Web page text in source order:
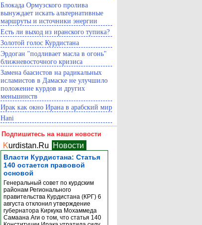
Блокада Ормузского пролива
вынуждает искать альтернативные
маршруты и источники энергии
Есть ли выход из иранского тупика?
Золотой голос Курдистана
Эрдоган "подливает масла в огонь"
ближневосточного кризиса
Замена баасистов на радикальных
исламистов в Дамаске не улучшило
положение курдов и других
меньшинств
Ирак как окно Ирана в арабский мир
Hani
Подпишитесь на наши новости
Kurdistan.Ru Новости
Власти Курдистана: Статья
140 остается правовой
основой
Генеральный совет по курдским
районам Регионального
правительства Курдистана (КРГ) 6
августа отклонил утверждение
губернатора Киркука Мохаммеда
Самаана Аги о том, что статья 140